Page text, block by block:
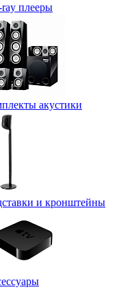
плееры
акустики
и кронштейны